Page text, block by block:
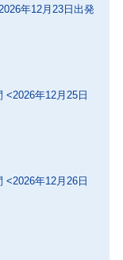
年12月23日出発
<2026年12月25日
<2026年12月26日